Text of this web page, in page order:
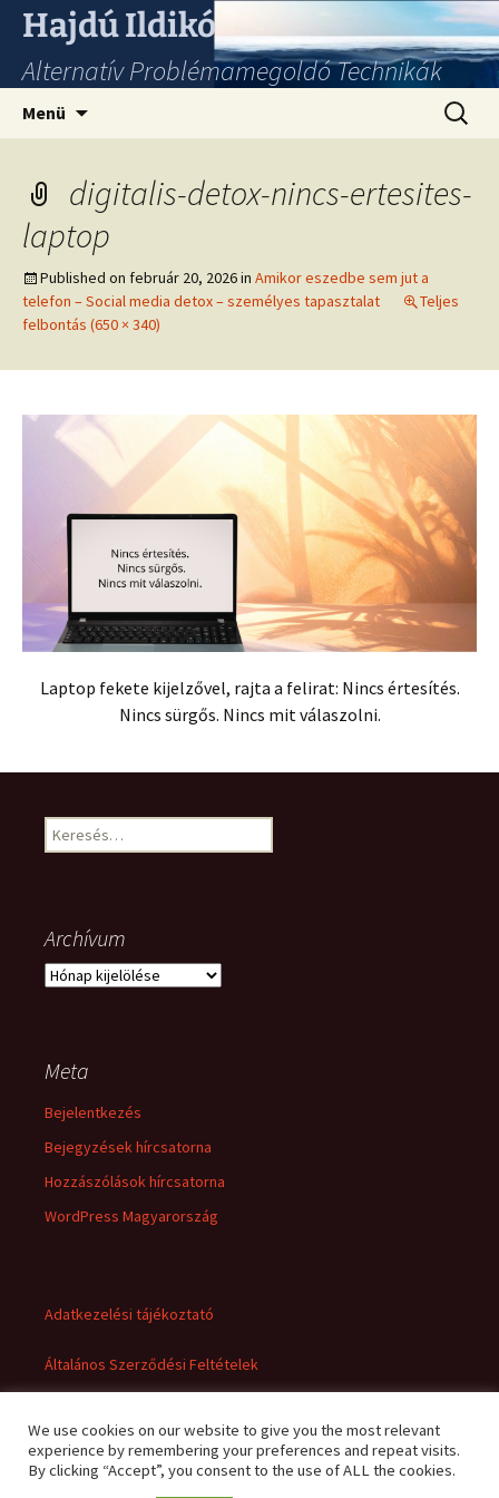
Hajdú Ildikó
Alternatív Problémamegoldó Technikák
Menü
digitalis-detox-nincs-ertesites-
laptop
Published on február 20, 2026in Amikor eszedbe sem jut a
telefon – Social media detox – személyes tapasztalat
Teljes
felbontás (650 × 340)
Laptop fekete kijelzővel, rajta a felirat: Nincs értesítés.
Nincs sürgős. Nincs mit válaszolni.
Keresés:
Archívum
Archívum
Meta
Bejelentkezés
Bejegyzések hírcsatorna
Hozzászólások hírcsatorna
WordPress Magyarország
Adatkezelési tájékoztató
Általános Szerződési Feltételek
We use cookies on our website to give you the most relevant
experience by remembering your preferences and repeat visits.
By clicking “Accept”, you consent to the use of ALL the cookies.